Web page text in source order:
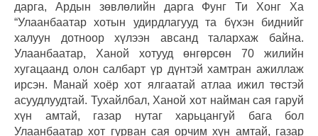
дарга, Ардын зөвлөлийн дарга Фунг Ти Хонг Ха
“Улаанбаатар хотын удирдлагууд та бүхэн биднийг
халуун дотноор хүлээн авсанд талархаж байна.
Улаанбаатар, Ханой хотууд өнгөрсөн 70 жилийн
хугацаанд олон салбарт үр дүнтэй хамтран ажиллаж
ирсэн. Манай хоёр хот ялгаатай атлаа ижил төстэй
асуудлуудтай. Тухайлбал, Ханой хот найман сая гаруй
хүн амтай, газар нутаг харьцангуй бага бол
Улаанбаатар хот гурван сая орчим хүн амтай, газар